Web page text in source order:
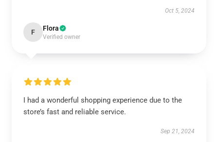
Oct 5, 2024
F Flora
Verified owner
I had a wonderful shopping experience due to the
store’s fast and reliable service.
Sep 21, 2024